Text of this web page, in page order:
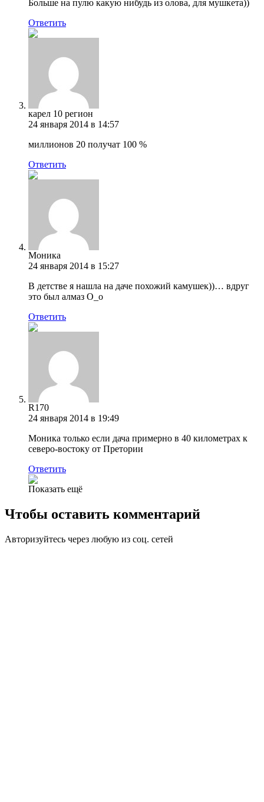
Больше на пулю какую нибудь из олова, для мушкета))
Ответить
карел 10 регион
24 января 2014 в 14:57
миллионов 20 получат 100 %
Ответить
Моника
24 января 2014 в 15:27
В детстве я нашла на даче похожий камушек))… вдруг
это был алмаз О_о
Ответить
R170
24 января 2014 в 19:49
Моника только если дача примерно в 40 километрах к
северо-востоку от Претории
Ответить
Показать ещё
Чтобы оставить комментарий
Авторизуйтесь через любую из соц. сетей